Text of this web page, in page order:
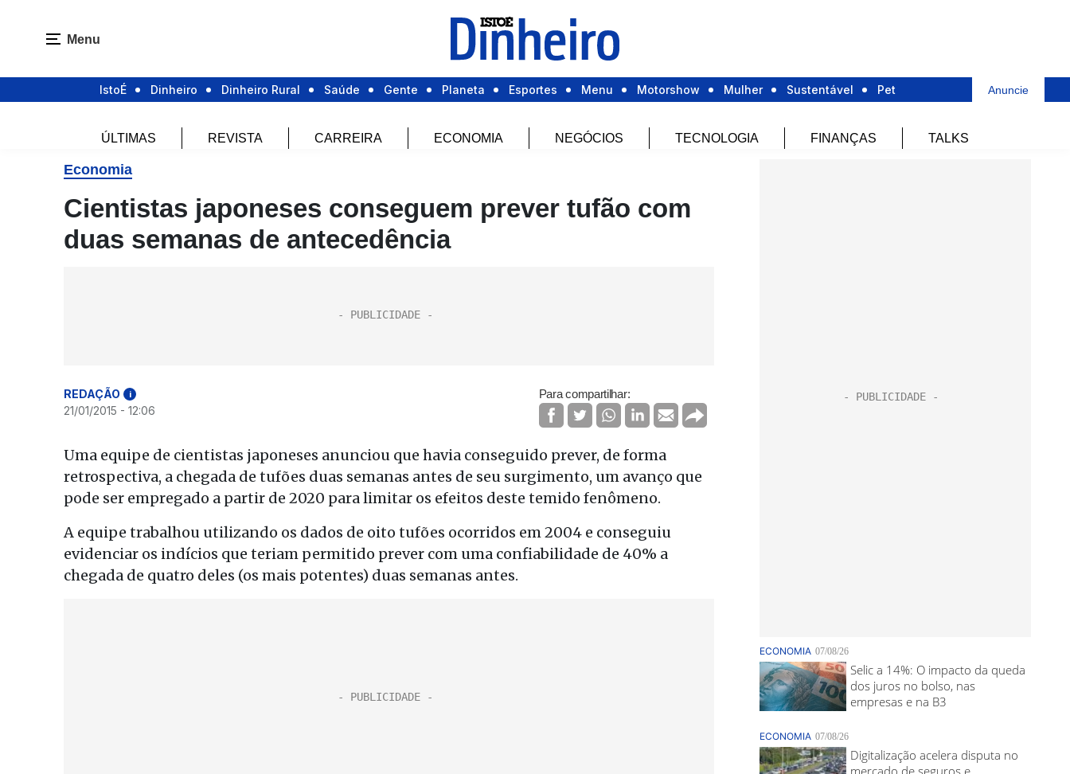
Menu
IstoÉ Dinheiro Dinheiro Rural Saúde Gente Planeta Esportes Menu Motorshow Mulher Sustentável Pet Anuncie
ÚLTIMAS REVISTA CARREIRA ECONOMIA NEGÓCIOS TECNOLOGIA FINANÇAS TALKS
Economia
Cientistas japoneses conseguem prever tufão com
duas semanas de antecedência
REDAÇÃO i
21/01/2015 - 12:06
Para compartilhar:
Uma equipe de cientistas japoneses anunciou que havia conseguido prever, de forma
retrospectiva, a chegada de tufões duas semanas antes de seu surgimento, um avanço que
pode ser empregado a partir de 2020 para limitar os efeitos deste temido fenômeno.
A equipe trabalhou utilizando os dados de oito tufões ocorridos em 2004 e conseguiu
evidenciar os indícios que teriam permitido prever com uma confiabilidade de 40% a
chegada de quatro deles (os mais potentes) duas semanas antes.